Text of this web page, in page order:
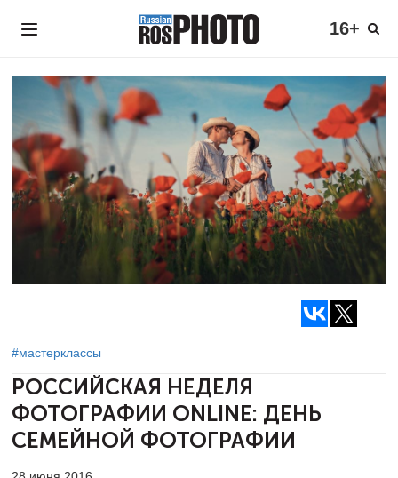
16+
#мастерклассы
РОССИЙСКАЯ НЕДЕЛЯ
ФОТОГРАФИИ ONLINE: ДЕНЬ
СЕМЕЙНОЙ ФОТОГРАФИИ